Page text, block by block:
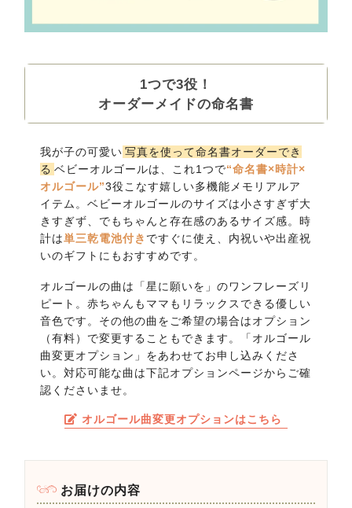
1つで3役！
オーダーメイドの命名書
我が子の可愛い 写真を使って命名書オーダーでき
る ベビーオルゴールは、これ1つで“命名書×時計×
オルゴール”3役こなす嬉しい多機能メモリアルア
イテム。ベビーオルゴールのサイズは小さすぎず大
きすぎず、でもちゃんと存在感のあるサイズ感。時
計は単三乾電池付き ですぐに使え、内祝いや出産祝
いのギフトにもおすすめです。
オルゴールの曲は「星に願いを」のワンフレーズリ
ピート。赤ちゃんもママもリラックスできる優しい
音色です。その他の曲をご希望の場合はオプション
（有料）で変更することもできます。「オルゴール
曲変更オプション」をあわせてお申し込みくださ
い。対応可能な曲は下記オプションページからご確
認くださいませ。
オルゴール曲変更オプションはこちら
お届けの内容